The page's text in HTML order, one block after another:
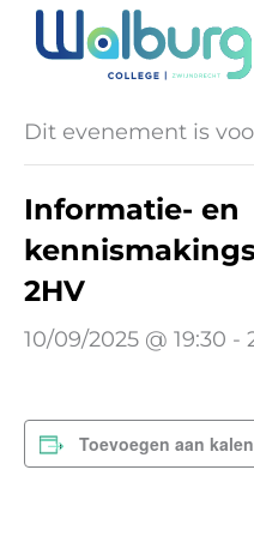
naar
inhoud
« Alle Evenementen
Dit evenement is
Informatie- en
2HV
10/09/2025 @ 19:30 -
Toevoegen aan